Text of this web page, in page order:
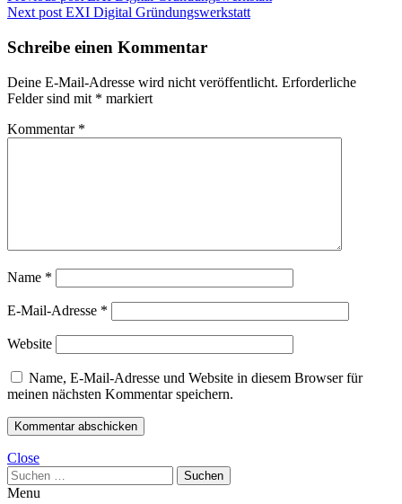
Next post EXI Digital Gründungswerkstatt
Schreibe einen Kommentar
Deine E-Mail-Adresse wird nicht veröffentlicht. Erforderliche
Felder sind mit * markiert
Kommentar *
Name *
E-Mail-Adresse *
Website
Name, E-Mail-Adresse und Website in diesem Browser für
meinen nächsten Kommentar speichern.
Close
Suchen
nach:
Menu